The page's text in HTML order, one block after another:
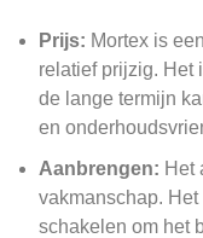
Prijs: Mortex is
relatief prijzig. Het
de lange termijn
en
Aanbrengen: Het
vakmanschap.
schakelen om het